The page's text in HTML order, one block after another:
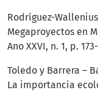
Rodríguez-
Megaproyectos en
Ano XXVI, n. 1, p.
Toledo y Barrera –
La importancia